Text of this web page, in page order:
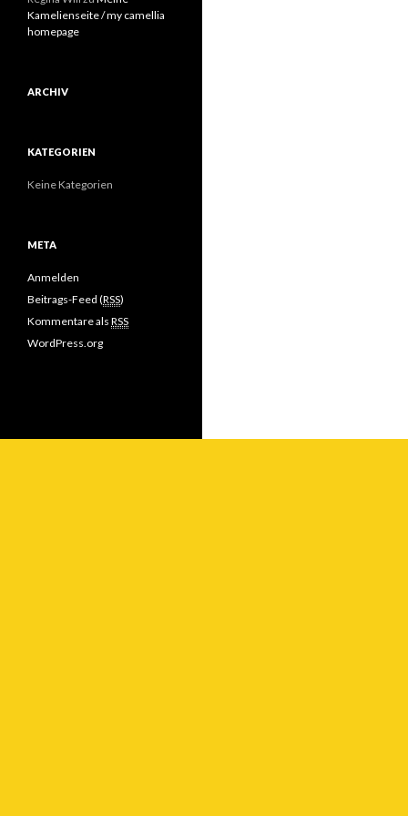
Kamelienseite / my camellia
homepage
ARCHIV
KATEGORIEN
Keine Kategorien
META
Anmelden
Beitrags-Feed (RSS)
Kommentare als RSS
WordPress.org